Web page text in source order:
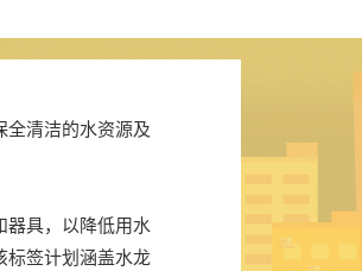
清洁的水资源及
器具，以降低用水
标签计划涵盖水龙